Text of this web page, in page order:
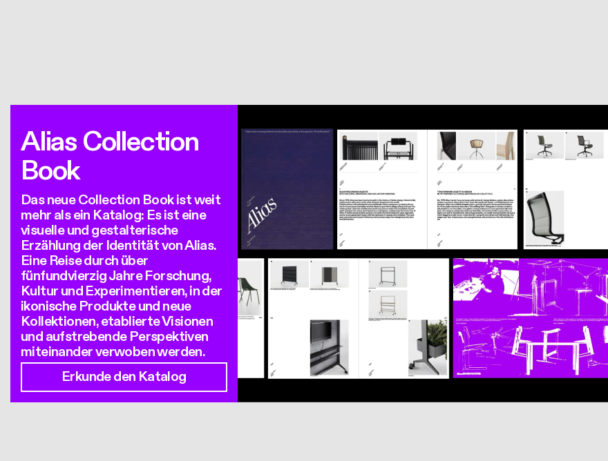
Alias Collection
Book
Das neue Collection Book ist weit
mehr als ein Katalog: Es ist eine
visuelle und gestalterische
Erzählung der Identität von Alias.
Eine Reise durch über
fünfundvierzig Jahre Forschung,
Kultur und Experimentieren, in der
ikonische Produkte und neue
Kollektionen, etablierte Visionen
und aufstrebende Perspektiven
miteinander verwoben werden.
Erkunde den Katalog